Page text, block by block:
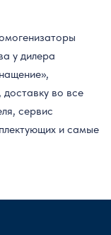
у дилера
доставку во все
сервис
и самые